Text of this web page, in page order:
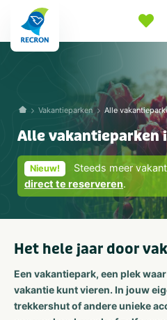
Vakantieparken Alle
Alle vakantieparken
Nieuw!
Steeds meer
direct te reserveren.
Het hele jaar door
Een vakantiepark, een plek
vakantie kunt vieren. In jouw
trekkershut of andere unieke